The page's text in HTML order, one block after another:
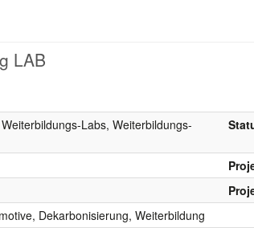
LAB
Labs, Weiterbildungs-
Dekarbonisierung, Weiterbildung